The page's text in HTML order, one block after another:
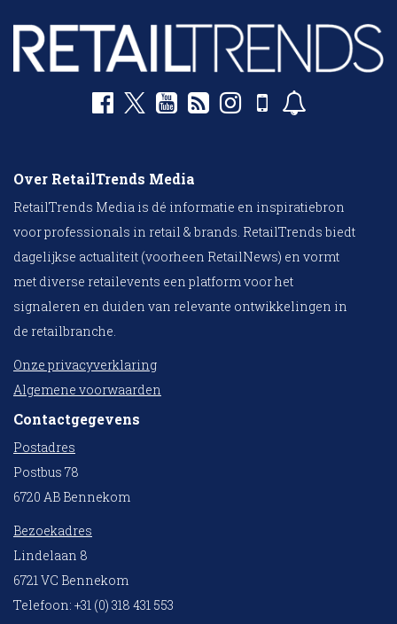
Over RetailTrends Media
RetailTrends Media is dé informatie en inspiratiebron
voor professionals in retail & brands. RetailTrends biedt
dagelijkse actualiteit (voorheen RetailNews) en vormt
met diverse retailevents een platform voor het
signaleren en duiden van relevante ontwikkelingen in
de retailbranche.
Onze privacyverklaring
Algemene voorwaarden
Contactgegevens
Postadres
Postbus 78
6720 AB Bennekom
Bezoekadres
Lindelaan 8
6721 VC Bennekom
Telefoon: +31 (0) 318 431 553